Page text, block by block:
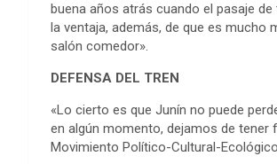
buena años atrás cuando el pasaje
la ventaja, además, de que es mucho
salón comedor».
DEFENSA DEL TREN
«Lo cierto es que Junín no puede
en algún momento, dejamos de tener
Movimiento Político-Cultural-